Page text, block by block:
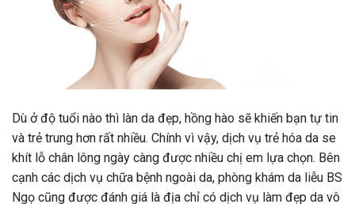
Dù ở độ tuổi nào thì làn da đẹp, hồng hào sẽ khiến bạn tự tin
và trẻ trung hơn rất nhiều. Chính vì vậy, dịch vụ trẻ hóa da se
khít lỗ chân lông ngày càng được nhiều chị em lựa chọn. Bên
cạnh các dịch vụ chữa bệnh ngoài da, phòng khám da liễu BS
Ngọ cũng được đánh giá là địa chỉ có dịch vụ làm đẹp da vô